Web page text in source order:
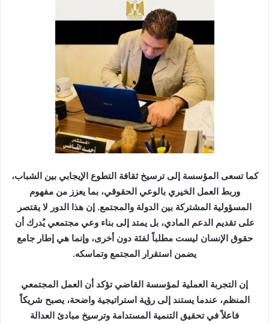
كما تسعى المؤسسة إلى ترسيخ ثقافة التطوع الإيجابي بين الشباب،
وربط العمل الخيري بالوعي الحقوقي، بما يعزز من مفهوم
المسؤولية المشتركة بين الدولة والمجتمع. إن هذا الدور لا يقتصر
على تقديم الدعم المادي، بل يمتد إلى بناء وعي مجتمعي يُدرك أن
حقوق الإنسان ليست مطلباً لفئة دون أخرى، وإنما هي إطار جامع
يضمن استقرار المجتمع وتماسكه.
إن التجربة العملية لمؤسسة القاضي تؤكد أن العمل المجتمعي
المنظم، عندما يستند إلى رؤية استراتيجية واضحة، يصبح شريكاً
فاعلاً في تحقيق التنمية المستدامة وترسيخ مبادئ العدالة